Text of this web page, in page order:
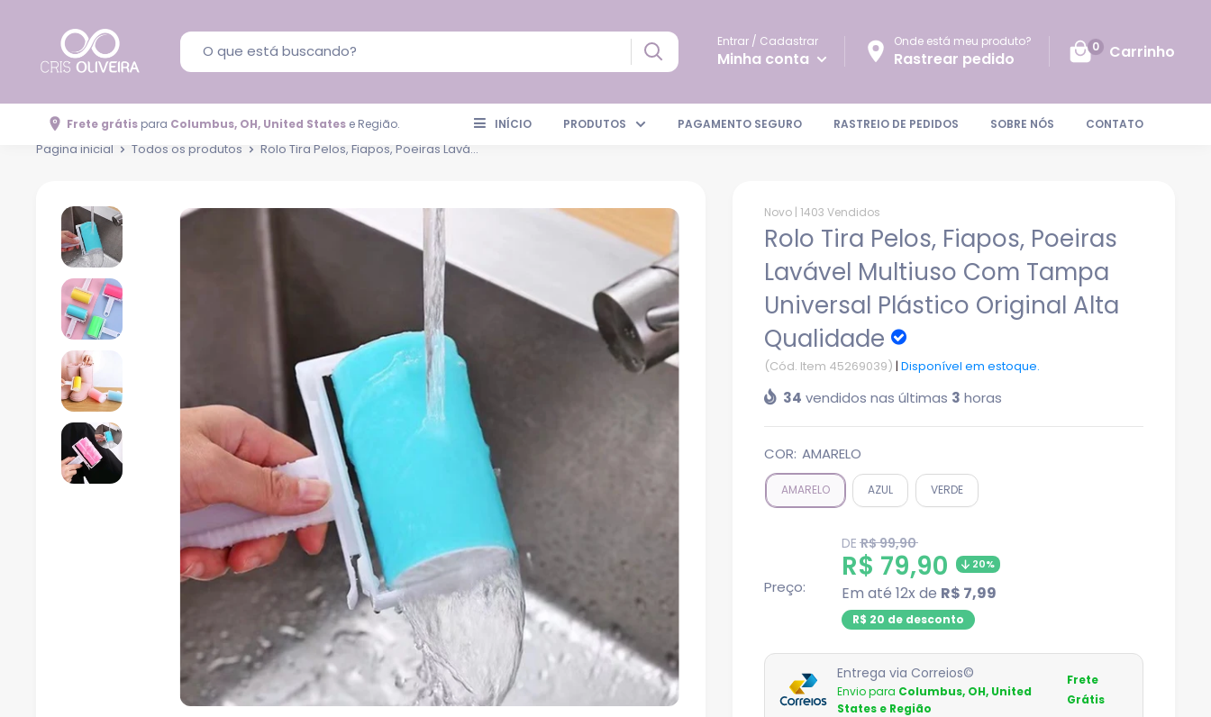
Entrar / Cadastrar
Minha conta
Onde está meu produto?
Rastrear pedido
0 Carrinho
Frete grátis para Columbus, OH, United States e Região. INÍCIO PRODUTOS PAGAMENTO SEGURO RASTREIO DE PEDIDOS SOBRE NÓS CONTATO
Pagina inicial Todos os produtos Rolo Tira Pelos, Fiapos, Poeiras Lavá...
Novo | 1403 Vendidos
Rolo Tira Pelos, Fiapos, Poeiras
Lavável Multiuso Com Tampa
Universal Plástico Original Alta
Qualidade
(Cód. Item 45269039) |Disponível em estoque.
34 vendidos nas últimas 3 horas
COR: AMARELO
AMARELO AZUL VERDE
Preço:
DETranslation
missing:
pt-
BR.product.general.regular_price
R$ 99,90
Translation
missing:
pt-
R$ 79,90 20%
Em até 12x de R$ 7,99
R$ 20 de desconto
Entrega via Correios©
Envio para Columbus, OH, United
States e Região
Frete
Grátis